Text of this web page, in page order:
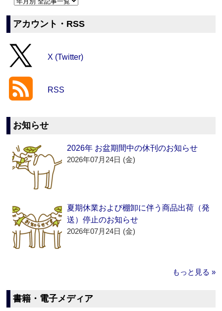
アカウント・RSS
X (Twitter)
RSS
お知らせ
2026年 お盆期間中の休刊のお知らせ
2026年07月24日 (金)
夏期休業および棚卸に伴う商品出荷（発
送）停止のお知らせ
2026年07月24日 (金)
もっと見る »
書籍・電子メディア